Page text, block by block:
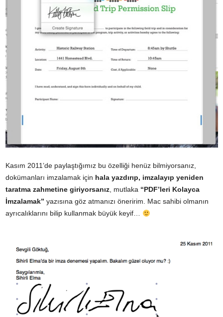
Kasım 2011’de paylaştığımız bu özelliği henüz bilmiyorsanız,
dokümanları imzalamak için hala yazdırıp, imzalayıp yeniden
taratma zahmetine giriyorsanız, mutlaka “PDF’leri Kolayca
İmzalamak” yazısına göz atmanızı öneririm. Mac sahibi olmanın
ayrıcalıklarını bilip kullanmak büyük keyif…